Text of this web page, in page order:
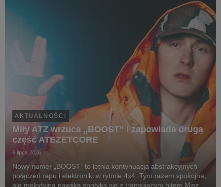
AKTUALNOŚCI
Miły ATZ wrzuca „BOOST” i zapowiada drugą
część ATEZETCORE
6 lipca 2026
Nowy numer „BOOST” to letnia kontynuacja abstrakcyjnych
połączeń rapu i elektroniki w rytmie 4x4. Tym razem spokojna,
ale melodyjna nawijka spotyka się z transującym bitem Miszy